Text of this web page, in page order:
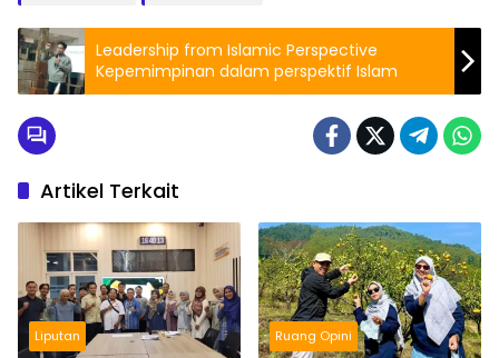
Leadership from Islamic Perspective
Kepemimpinan dalam perspektif Islam
Artikel Terkait
Liputan Ruang Opini